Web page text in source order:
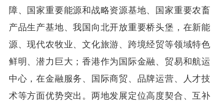
障、国家重要能源和战略资源基地、国家重要农畜
产品生产基地、我国向北开放重要桥头堡 ， 在新能
源、现代农牧业、文化旅游、跨境经贸等领域特色
鲜明、潜力巨大；香港作为国际金融、贸易和航运
中心，在金融服务、国际商贸、品牌运营、人才技
术等方面优势突出。两地发展定位高度契合、互补